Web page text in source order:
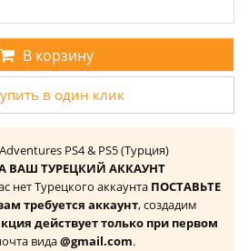
В корзину
в один клик
PS4 & PS5 (Турция)
ВАШ ТУРЕЦКИЙ АККАУНТ
нет Турецкого аккаунта ПОСТАВЬТЕ
требуется аккаунт, создадим
действует только при первом
вида@gmail.com.